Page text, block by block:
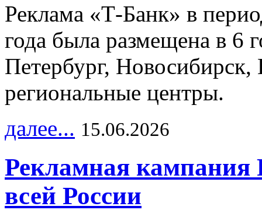
Реклама «Т-Банк» в
года была размещена в 6
Петербург,
региональные центры.
далее... 15.06.2026
Рекламная
всей России